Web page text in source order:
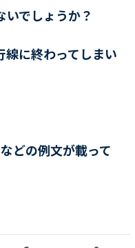
でしょうか？
線に終わってしまい
どの例文が載って